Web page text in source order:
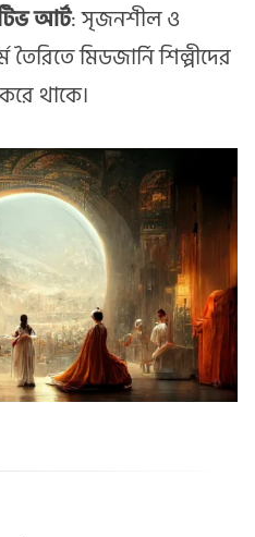
আর্ট: সৃজনশীল ও
তৈরিতে মিডজার্নি শিল্পীদের
থাকে।